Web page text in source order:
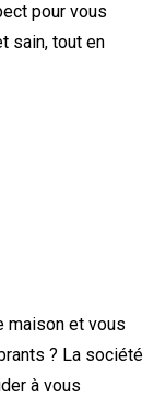
pour vous
sain, tout en
maison et vous
? La société
à vous